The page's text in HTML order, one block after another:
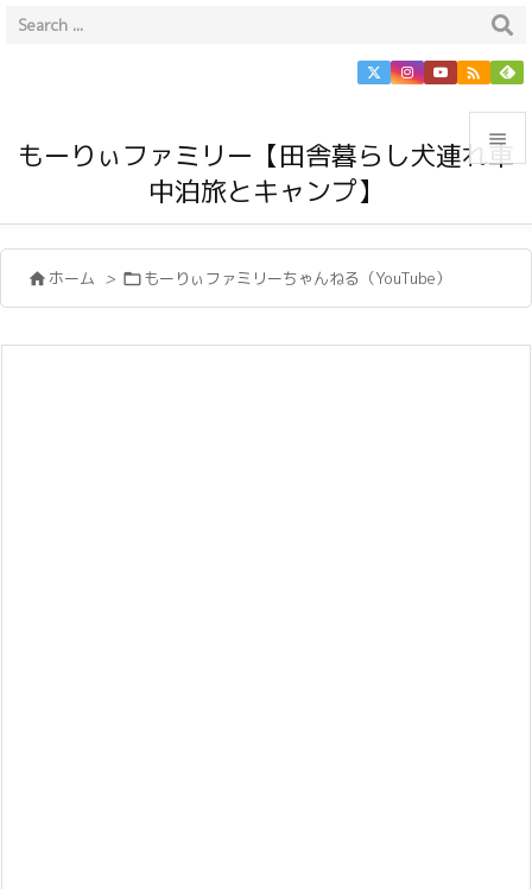
もーりぃファミリー【田舎暮らし犬連れ車
中泊旅とキャンプ】



前へ

 ホーム > もーりぃファミリーちゃんねる（YouTube）